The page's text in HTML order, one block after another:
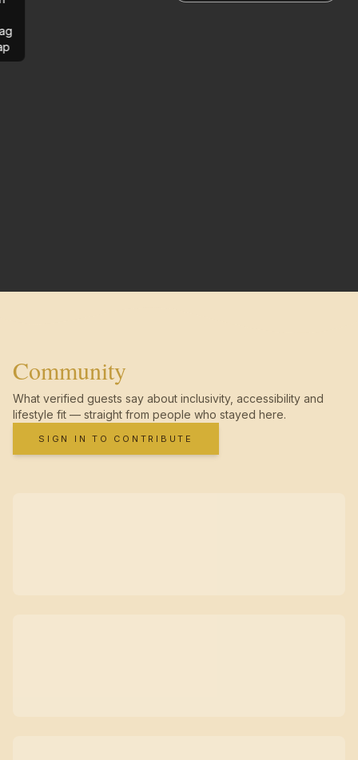
Community
What verified guests say about inclusivity, accessibility and
lifestyle fit — straight from people who stayed here.
SIGN IN TO CONTRIBUTE